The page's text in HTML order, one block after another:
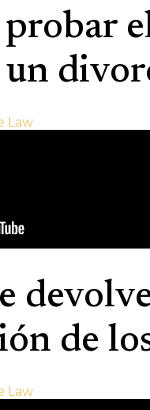
probar
Law
de
Law